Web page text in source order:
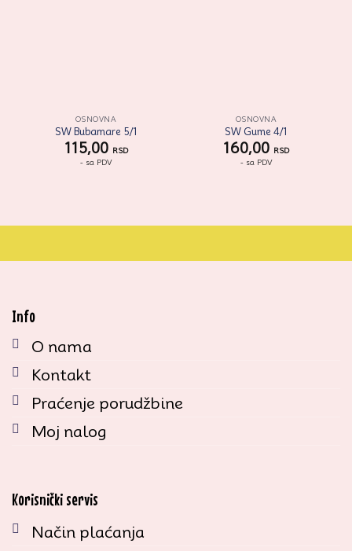
OSNOVNA
SW Bubamare 5/1
115,00 RSD
- sa PDV
OSNOVNA
SW Gume 4/1
160,00 RSD
- sa PDV
Info
O nama
Kontakt
Praćenje porudžbine
Moj nalog
Korisnički servis
Način plaćanja